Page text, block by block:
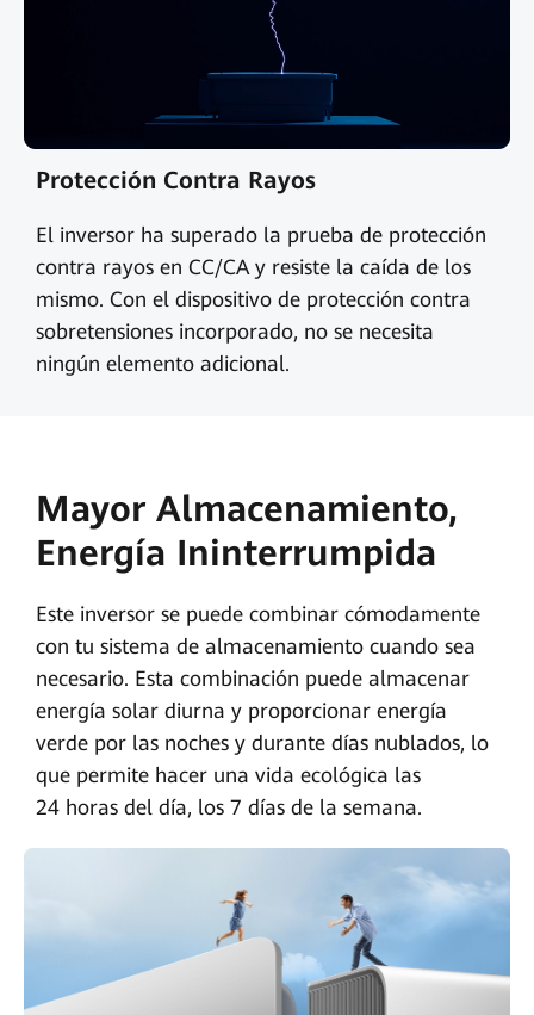
Protección Contra Rayos
El inversor ha superado la prueba de protección
contra rayos en CC/CA y resiste la caída de los
mismo. Con el dispositivo de protección contra
sobretensiones incorporado, no se necesita
ningún elemento adicional.
Mayor Almacenamiento,
Energía Ininterrumpida
Este inversor se puede combinar cómodamente
con tu sistema de almacenamiento cuando sea
necesario. Esta combinación puede almacenar
energía solar diurna y proporcionar energía
verde por las noches y durante días nublados, lo
que permite hacer una vida ecológica las
24 horas del día, los 7 días de la semana.